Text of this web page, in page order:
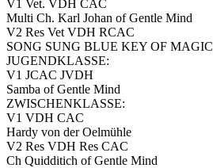
V1 Vet. VDH CAC
Multi Ch. Karl Johan of Gentle Mind
V2 Res Vet VDH RCAC
SONG SUNG BLUE KEY OF MAGIC
JUGENDKLASSE:
V1 JCAC JVDH
Samba of Gentle Mind
ZWISCHENKLASSE:
V1 VDH CAC
Hardy von der Oelmühle
V2 Res VDH Res CAC
Ch Quidditich of Gentle Mind